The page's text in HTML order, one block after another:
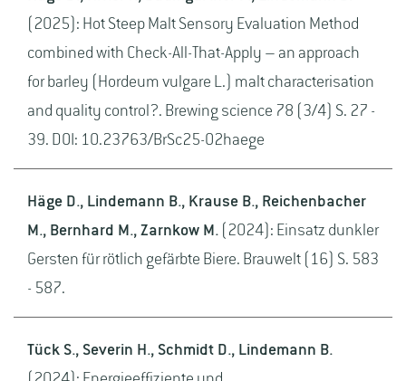
(2025): Hot Steep Malt Sensory Evaluation Method
combined with Check-All-That-Apply – an approach
for barley (Hordeum vulgare L.) malt characterisation
and quality control?. Brewing science 78 (3/4) S. 27 -
39. DOI: 10.23763/BrSc25-02haege
Häge D., Lindemann B., Krause B., Reichenbacher
M., Bernhard M., Zarnkow M. (2024): Einsatz dunkler
Gersten für rötlich gefärbte Biere. Brauwelt (16) S. 583
- 587.
Tück S., Severin H., Schmidt D., Lindemann B.